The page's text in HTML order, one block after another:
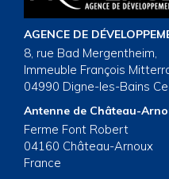
AGENCE DE
8, rue Bad Mergentheim,
Immeuble François
04990 Digne-les-Bains
Antenne de Château-
Ferme Font Robert
04160 Château-Arnoux
France